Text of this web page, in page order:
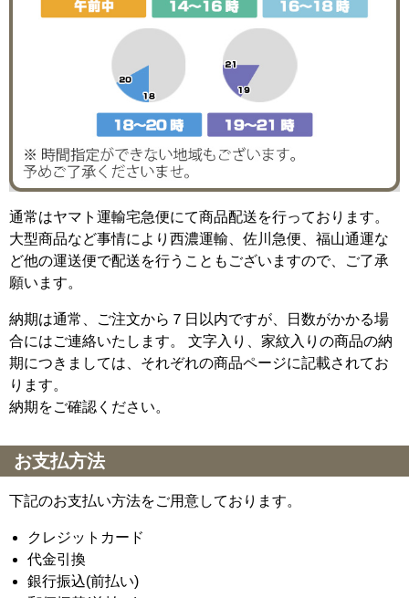
通常はヤマト運輸宅急便にて商品配送を行っております。
大型商品など事情により西濃運輸、佐川急便、福山通運な
ど他の運送便で配送を行うこともございますので、ご了承
願います。
納期は通常、ご注文から７日以内ですが、日数がかかる場
合にはご連絡いたします。 文字入り、家紋入りの商品の納
期につきましては、それぞれの商品ページに記載されてお
ります。
納期をご確認ください。
お支払方法
下記のお支払い方法をご用意しております。
クレジットカード
代金引換
銀行振込(前払い)